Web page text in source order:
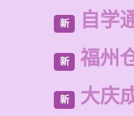
新 自学
新 福州
新 大庆